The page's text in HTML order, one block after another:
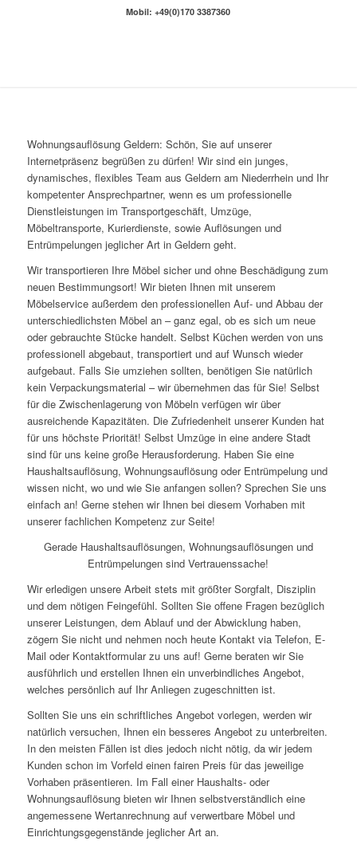
Mobil: +49(0)170 3387360
Wohnungsauflösung Geldern: Schön, Sie auf unserer
Internetpräsenz begrüßen zu dürfen! Wir sind ein junges,
dynamisches, flexibles Team aus Geldern am Niederrhein und Ihr
kompetenter Ansprechpartner, wenn es um professionelle
Dienstleistungen im Transportgeschäft, Umzüge,
Möbeltransporte, Kurierdienste, sowie Auflösungen und
Entrümpelungen jeglicher Art in Geldern geht.
Wir transportieren Ihre Möbel sicher und ohne Beschädigung zum
neuen Bestimmungsort! Wir bieten Ihnen mit unserem
Möbelservice außerdem den professionellen Auf- und Abbau der
unterschiedlichsten Möbel an – ganz egal, ob es sich um neue
oder gebrauchte Stücke handelt. Selbst Küchen werden von uns
professionell abgebaut, transportiert und auf Wunsch wieder
aufgebaut. Falls Sie umziehen sollten, benötigen Sie natürlich
kein Verpackungsmaterial – wir übernehmen das für Sie! Selbst
für die Zwischenlagerung von Möbeln verfügen wir über
ausreichende Kapazitäten. Die Zufriedenheit unserer Kunden hat
für uns höchste Priorität! Selbst Umzüge in eine andere Stadt
sind für uns keine große Herausforderung. Haben Sie eine
Haushaltsauflösung, Wohnungsauflösung oder Entrümpelung und
wissen nicht, wo und wie Sie anfangen sollen? Sprechen Sie uns
einfach an! Gerne stehen wir Ihnen bei diesem Vorhaben mit
unserer fachlichen Kompetenz zur Seite!
Gerade Haushaltsauflösungen, Wohnungsauflösungen und
Entrümpelungen sind Vertrauenssache!
Wir erledigen unsere Arbeit stets mit größter Sorgfalt, Disziplin
und dem nötigen Feingefühl. Sollten Sie offene Fragen bezüglich
unserer Leistungen, dem Ablauf und der Abwicklung haben,
zögern Sie nicht und nehmen noch heute Kontakt via Telefon, E-
Mail oder Kontaktformular zu uns auf! Gerne beraten wir Sie
ausführlich und erstellen Ihnen ein unverbindliches Angebot,
welches persönlich auf Ihr Anliegen zugeschnitten ist.
Sollten Sie uns ein schriftliches Angebot vorlegen, werden wir
natürlich versuchen, Ihnen ein besseres Angebot zu unterbreiten.
In den meisten Fällen ist dies jedoch nicht nötig, da wir jedem
Kunden schon im Vorfeld einen fairen Preis für das jeweilige
Vorhaben präsentieren. Im Fall einer Haushalts- oder
Wohnungsauflösung bieten wir Ihnen selbstverständlich eine
angemessene Wertanrechnung auf verwertbare Möbel und
Einrichtungsgegenstände jeglicher Art an.